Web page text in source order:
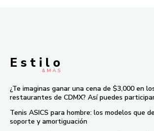
E s t i l o
& M À S
¿Te imaginas ganar una cena de $3,000 en
restaurantes de CDMX? Así puedes
Tenis ASICS para hombre: los modelos que
soporte y amortiguación